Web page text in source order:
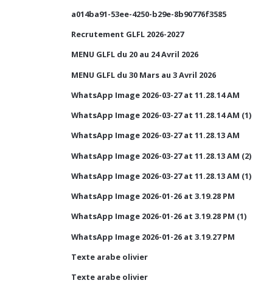
a014ba91-53ee-4250-b29e-8b90776f3585
Recrutement GLFL 2026-2027
MENU GLFL du 20 au 24 Avril 2026
MENU GLFL du 30 Mars au 3 Avril 2026
WhatsApp Image 2026-03-27 at 11.28.14 AM
WhatsApp Image 2026-03-27 at 11.28.14 AM (1)
WhatsApp Image 2026-03-27 at 11.28.13 AM
WhatsApp Image 2026-03-27 at 11.28.13 AM (2)
WhatsApp Image 2026-03-27 at 11.28.13 AM (1)
WhatsApp Image 2026-01-26 at 3.19.28 PM
WhatsApp Image 2026-01-26 at 3.19.28 PM (1)
WhatsApp Image 2026-01-26 at 3.19.27 PM
Texte arabe olivier
Texte arabe olivier